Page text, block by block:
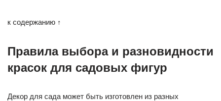
к содержанию ↑
Правила выбора и разновидности
красок для садовых фигур
Декор для сада может быть изготовлен из разных